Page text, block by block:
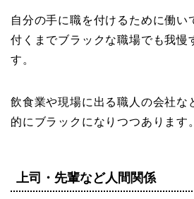
自分の手に職を付けるために働い
付くまでブラックな職場でも我慢
す。
飲食業や現場に出る職人の会社な
的にブラックになりつつあります。
上司・先輩など人間関係